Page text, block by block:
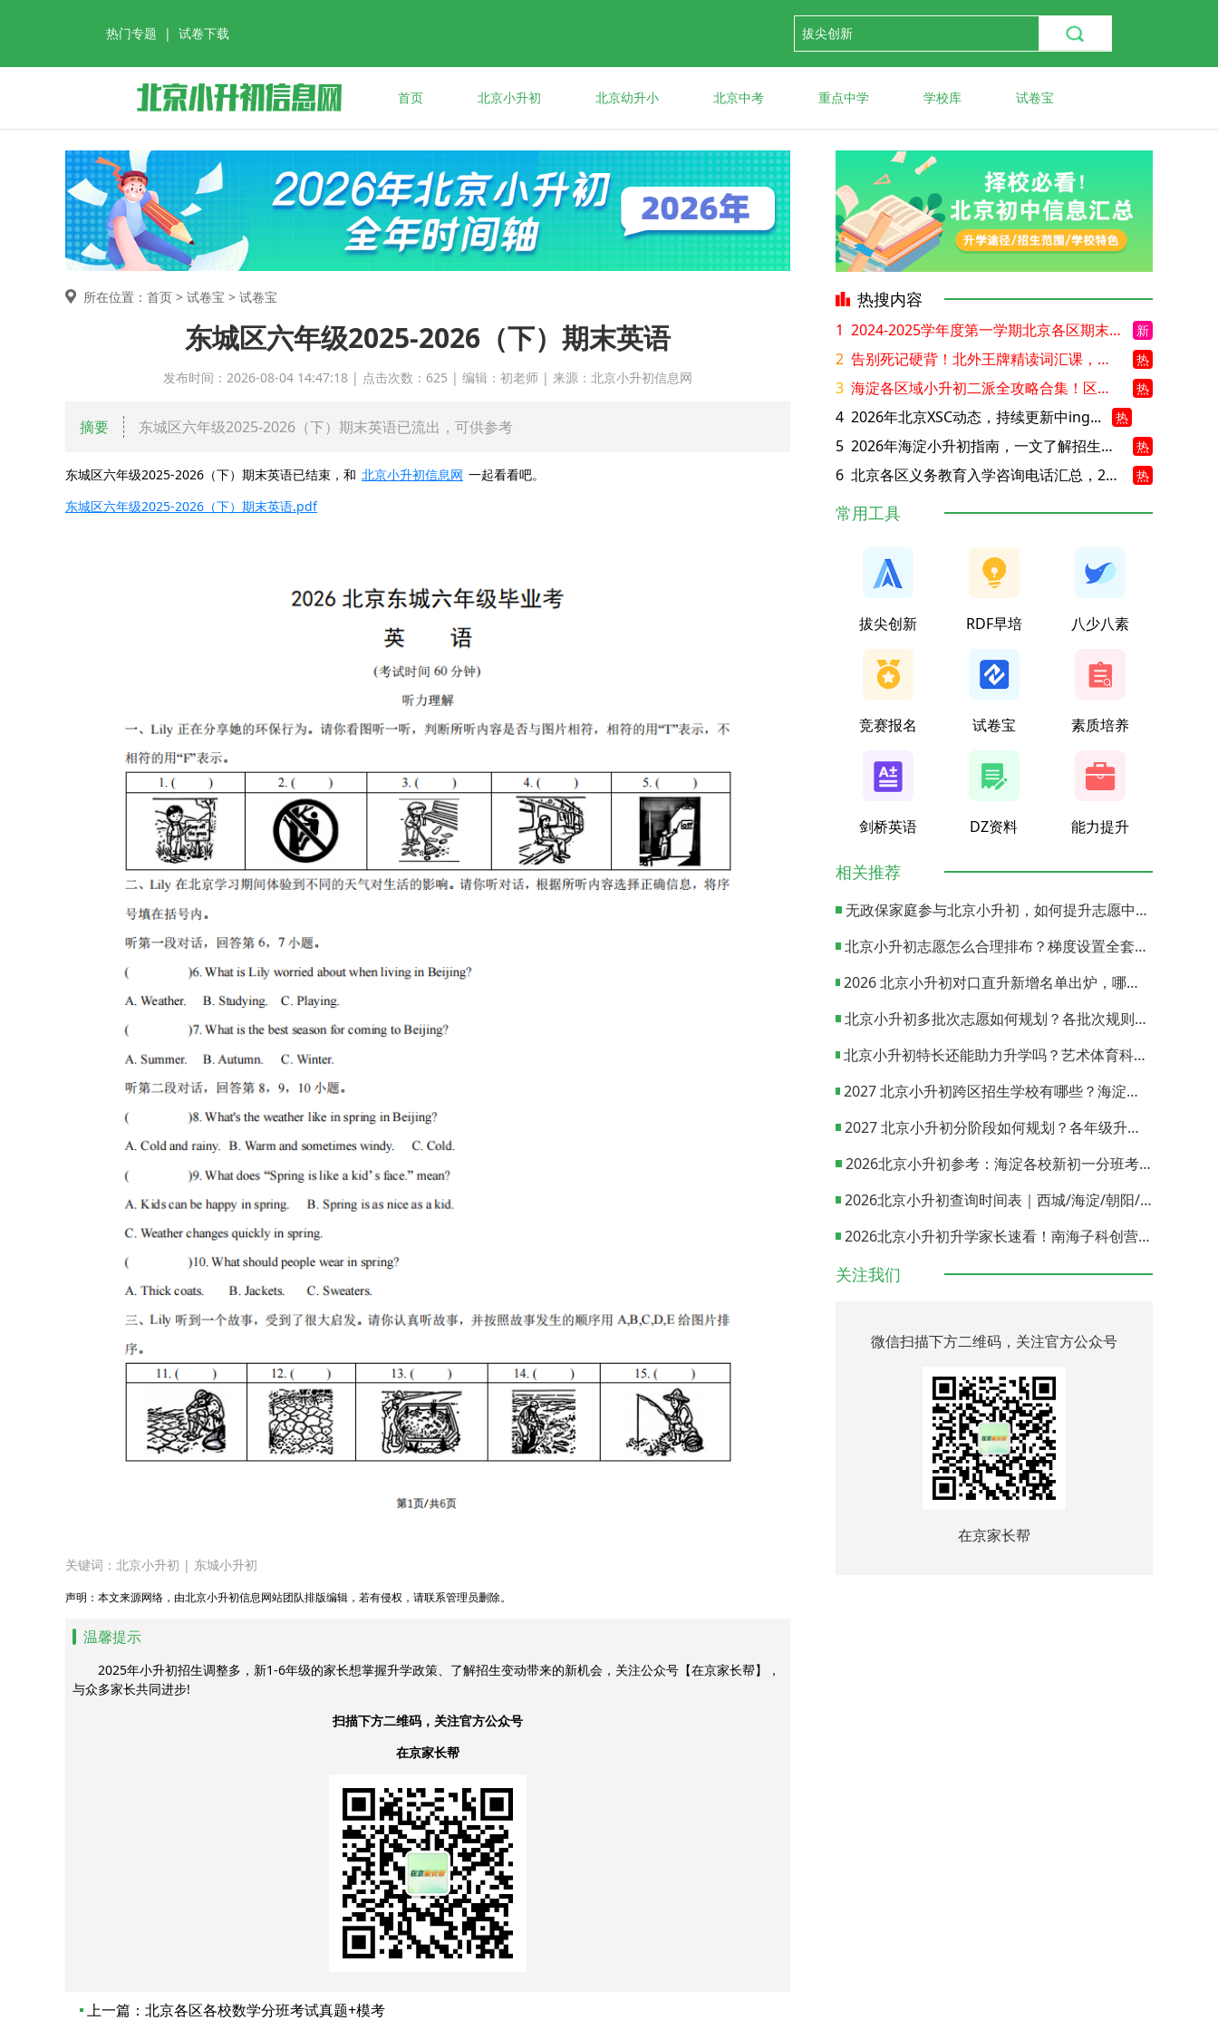
热门专题 | 试卷下载
首页 北京小升初 北京幼升小 北京中考 重点中学 学校库 试卷宝
所在位置：首页 > 试卷宝 > 试卷宝
东城区六年级2025-2026（下）期末英语
发布时间：2026-08-04 14:47:18 | 点击次数：625 | 编辑：初老师 | 来源：北京小升初信息网
摘要 东城区六年级2025-2026（下）期末英语已流出，可供参考
东城区六年级2025-2026（下）期末英语已结束，和 北京小升初信息网 一起看看吧。
东城区六年级2025-2026（下）期末英语.pdf
关键词： 北京小升初 | 东城小升初
声明：本文来源网络，由北京小升初信息网站团队排版编辑，若有侵权，请联系管理员删除。
温馨提示
2025年小升初招生调整多，新1-6年级的家长想掌握升学政策、了解招生变动带来的新机会，关注公众号【在京家长帮】，
与众多家长共同进步!
扫描下方二维码，关注官方公众号
在京家长帮
上一篇： 北京各区各校数学分班考试真题+模考
热搜内容
1 2024-2025学年度第一学期北京各区期末考试真题试卷汇总 新
2 告别死记硬背！北外王牌精读词汇课，帮孩子突破英语词汇难关 热
3 海淀各区域小升初二派全攻略合集！区域一至五志愿填报、升学策略详解 热
4 2026年北京XSC动态，持续更新中ing... 热
5 2026年海淀小升初指南，一文了解招生政策要点 热
6 北京各区义务教育入学咨询电话汇总，25年小升初家长提前收藏 热
常用工具
拔尖创新 RDF早培 八少八素
竞赛报名 试卷宝 素质培养
剑桥英语 DZ资料 能力提升
相关推荐
无政保家庭参与北京小升初，如何提升志愿中签概率？
北京小升初志愿怎么合理排布？梯度设置全套策略与填报避坑指南
2026 北京小升初对口直升新增名单出炉，哪些小学可以直升优质初中？
北京小升初多批次志愿如何规划？各批次规则与填报实操指南
北京小升初特长还能助力升学吗？艺术体育科技特长机会与误区全面解析
2027 北京小升初跨区招生学校有哪些？海淀西城东城全市招生校完整汇总
2027 北京小升初分阶段如何规划？各年级升学节点与升学通道全梳理
2026北京小升初参考：海淀各校新初一分班考试日期汇总
2026北京小升初查询时间表｜西城/海淀/朝阳/东城/丰台一键对照
2026北京小升初升学家长速看！南海子科创营报名通道正式开启
关注我们
微信扫描下方二维码，关注官方公众号
在京家长帮